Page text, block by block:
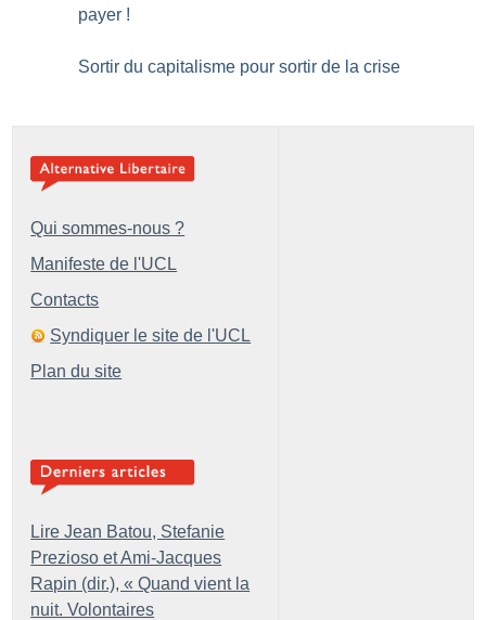
payer !
Sortir du capitalisme pour sortir de la crise
Qui sommes-nous ?
Manifeste de l'UCL
Contacts
Syndiquer le site de l'UCL
Plan du site
Lire Jean Batou, Stefanie
Prezioso et Ami-Jacques
Rapin (dir.), « Quand vient la
nuit. Volontaires